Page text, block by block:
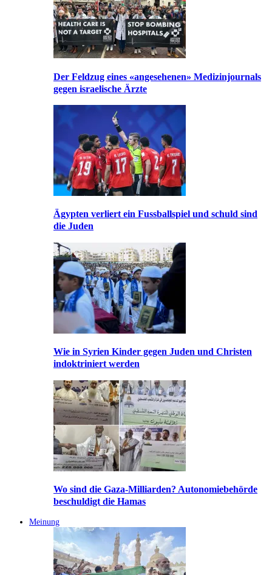
Der Feldzug eines «angesehenen» Medizinjournals
gegen israelische Ärzte
Ägypten verliert ein Fussballspiel und schuld sind
die Juden
Wie in Syrien Kinder gegen Juden und Christen
indoktriniert werden
Wo sind die Gaza-Milliarden? Autonomiebehörde
beschuldigt die Hamas
Meinung